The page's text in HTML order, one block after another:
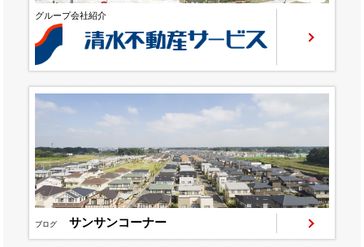
グループ会社紹介
ブログ サンサンコーナー